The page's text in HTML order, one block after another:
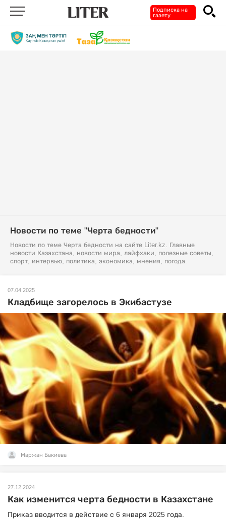
Подписка на
газету
Новости по теме "Черта бедности"
Новости по теме Черта бедности на сайте Liter.kz. Главные
новости Казахстана, новости мира, лайфхаки, полезные советы,
спорт, интервью, политика, экономика, мнения, погода.
07.04.2025
Кладбище загорелось в Экибастузе
Маржан Бакиева
27.12.2024
Как изменится черта бедности в Казахстане
Приказ вводится в действие с 6 января 2025 года.